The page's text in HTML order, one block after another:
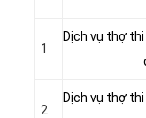
1
Dịch vụ thợ
2
Dịch vụ thợ